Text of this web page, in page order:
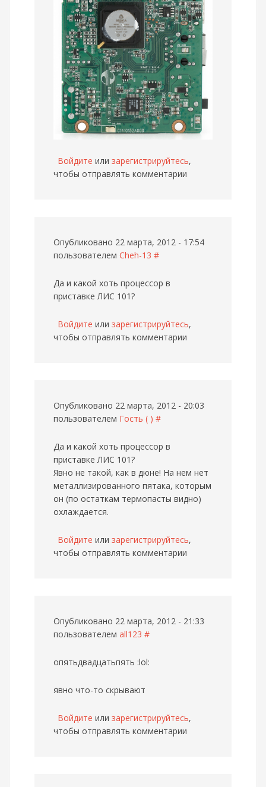
Войдите или зарегистрируйтесь,
чтобы отправлять комментарии
Опубликовано 22 марта, 2012 - 17:54
пользователем Cheh-13 #
Да и какой хоть процессор в
приставке ЛИС 101?
Войдите или зарегистрируйтесь,
чтобы отправлять комментарии
Опубликовано 22 марта, 2012 - 20:03
пользователем Гость ( ) #
Да и какой хоть процессор в
приставке ЛИС 101?
Явно не такой, как в дюне! На нем нет
металлизированного пятака, которым
он (по остаткам термопасты видно)
охлаждается.
Войдите или зарегистрируйтесь,
чтобы отправлять комментарии
Опубликовано 22 марта, 2012 - 21:33
пользователем all123 #
опятьдвадцатьпять :lol:
явно что-то скрывают
Войдите или зарегистрируйтесь,
чтобы отправлять комментарии